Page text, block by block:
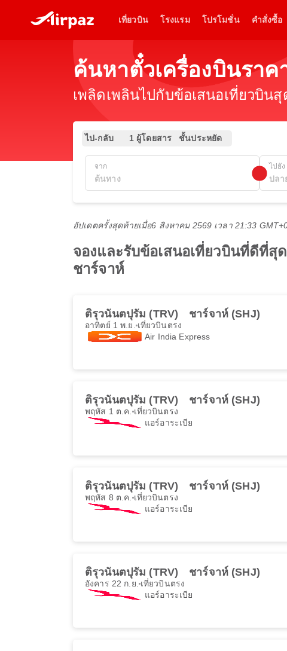
เที่ยวบิน โรงแรม โปรโมชั่น คำสั่งซื้อ
ค้นหาตั๋วเครื่องบินราค
เพลิดเพลินไปกับข้อเสนอเที่ยวบิน
ไป-กลับ 1 ผู้โดยสาร ชั้นประหยัด
จาก ไปยัง
อัปเดตครั้งสุดท้ายเมื่อ6 สิงหาคม 2569 เวลา 21:33
จองและรับข้อเสนอเที่ยวบินที่ดีที่
ชาร์จาห์
ติรุวนันตปุรัม (TRV) ชาร์จาห์ (SHJ)
อาทิตย์ 1 พ.ย. เที่ยวบินตรง
Air India Express
ติรุวนันตปุรัม (TRV) ชาร์จาห์ (SHJ)
พฤหัส 1 ต.ค. เที่ยวบินตรง
แอร์อาระเบีย
ติรุวนันตปุรัม (TRV) ชาร์จาห์ (SHJ)
พฤหัส 8 ต.ค. เที่ยวบินตรง
แอร์อาระเบีย
ติรุวนันตปุรัม (TRV) ชาร์จาห์ (SHJ)
อังคาร 22 ก.ย. เที่ยวบินตรง
แอร์อาระเบีย